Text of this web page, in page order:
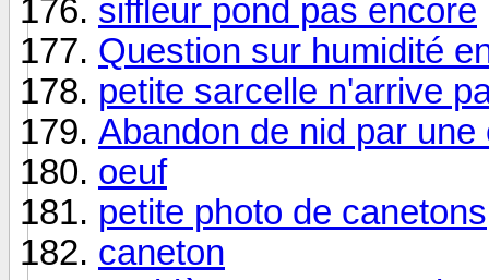
siffleur pond pas encore
Question sur humidité
petite sarcelle n'arrive
Abandon de nid par une
oeuf
petite photo de canetons
caneton